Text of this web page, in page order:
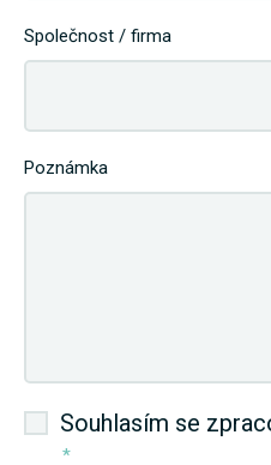
Společnost / firma
Poznámka
Souhlasím se
*